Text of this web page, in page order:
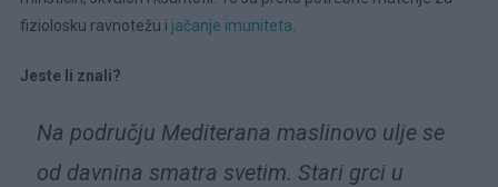
fiziolosku ravnotežu i jačanje imuniteta
Jeste li znali?
Na području Mediterana maslinovo ulje se
od davnina smatra svetim. Stari grci u